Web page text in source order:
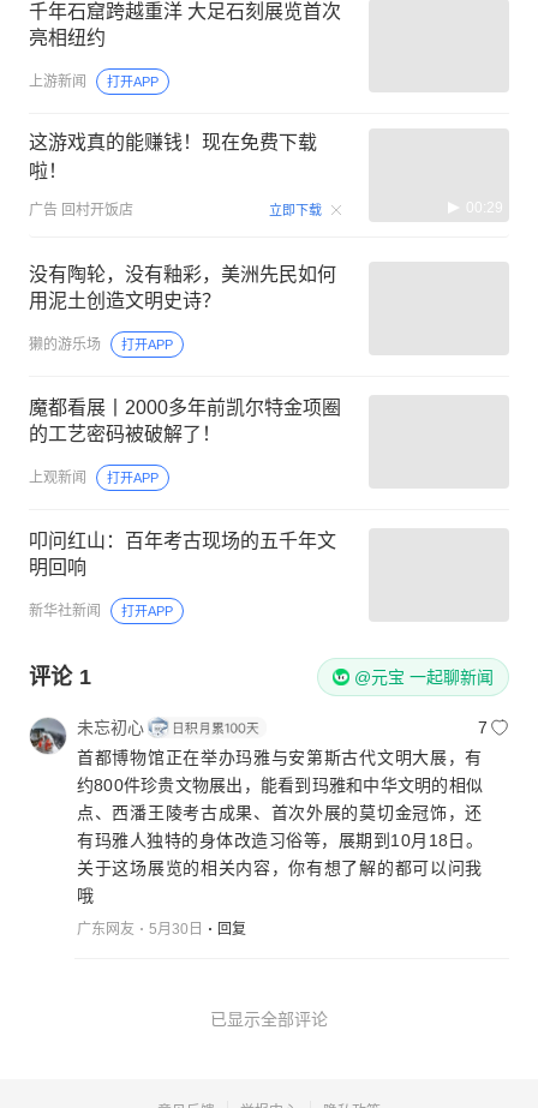
千年石窟跨越重洋 大足石刻展览首次
亮相纽约
上游新闻 打开APP
这游戏真的能赚钱！现在免费下载
啦！
广告 回村开饭店 立即下载 00:29
没有陶轮，没有釉彩，美洲先民如何
用泥土创造文明史诗？
獭的游乐场 打开APP
魔都看展丨2000多年前凯尔特金项圈
的工艺密码被破解了！
上观新闻 打开APP
叩问红山：百年考古现场的五千年文
明回响
新华社新闻 打开APP
评论 1 @元宝 一起聊新闻
未忘初心
7
首都博物馆正在举办玛雅与安第斯古代文明大展，有
约800件珍贵文物展出，能看到玛雅和中华文明的相似
点、西潘王陵考古成果、首次外展的莫切金冠饰，还
有玛雅人独特的身体改造习俗等，展期到10月18日。
关于这场展览的相关内容，你有想了解的都可以问我
哦
广东网友 5月30日 回复
已显示全部评论